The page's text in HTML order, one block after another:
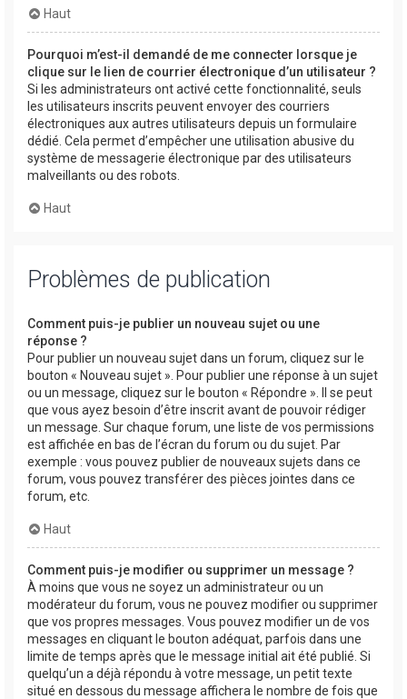
Haut
Pourquoi m’est-il demandé de me connecter lorsque je
clique sur le lien de courrier électronique d’un utilisateur ?
Si les administrateurs ont activé cette fonctionnalité, seuls
les utilisateurs inscrits peuvent envoyer des courriers
électroniques aux autres utilisateurs depuis un formulaire
dédié. Cela permet d’empêcher une utilisation abusive du
système de messagerie électronique par des utilisateurs
malveillants ou des robots.
Haut
Problèmes de publication
Comment puis-je publier un nouveau sujet ou une
réponse ?
Pour publier un nouveau sujet dans un forum, cliquez sur le
bouton « Nouveau sujet ». Pour publier une réponse à un sujet
ou un message, cliquez sur le bouton « Répondre ». Il se peut
que vous ayez besoin d’être inscrit avant de pouvoir rédiger
un message. Sur chaque forum, une liste de vos permissions
est affichée en bas de l’écran du forum ou du sujet. Par
exemple : vous pouvez publier de nouveaux sujets dans ce
forum, vous pouvez transférer des pièces jointes dans ce
forum, etc.
Haut
Comment puis-je modifier ou supprimer un message ?
À moins que vous ne soyez un administrateur ou un
modérateur du forum, vous ne pouvez modifier ou supprimer
que vos propres messages. Vous pouvez modifier un de vos
messages en cliquant le bouton adéquat, parfois dans une
limite de temps après que le message initial ait été publié. Si
quelqu’un a déjà répondu à votre message, un petit texte
situé en dessous du message affichera le nombre de fois que